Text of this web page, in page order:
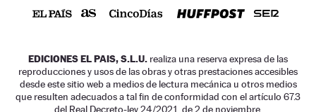
EDICIONES EL PAIS, S.L.U. realiza una reserva expresa de las
reproducciones y usos de las obras y otras prestaciones accesibles
desde este sitio web a medios de lectura mecánica u otros medios
que resulten adecuados a tal fin de conformidad con el artículo 67.3
del Real Decreto-ley 24/2021, de 2 de noviembre.